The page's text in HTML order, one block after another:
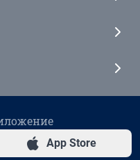
App Store